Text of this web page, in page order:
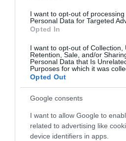
I want to opt-out of processing
Personal Data for Targeted
Opted In
I want to opt-out of Collection,
Retention, Sale, and/or
Personal Data that Is
Purposes for which it was
Opted Out
Google consents
I want to allow Google to
related to advertising like
device identifiers in apps.
ma.hu
legnagyobb hosszútávú kajak-
Latorcai Csaba: a KDNP
delegáltját a Médiatanácsba